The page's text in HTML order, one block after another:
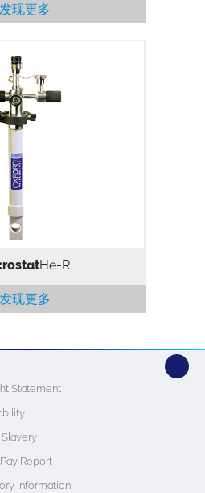
发现更多
冷，最低至2.2 K，具有
学显微学。
He-R
发现更多
Statement
Report
Information